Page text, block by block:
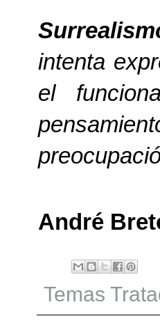
intenta
el
André
Temas